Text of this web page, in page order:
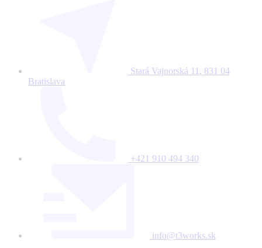
Stará Vajnorská 11, 831 04
Bratislava
+421 910 494 340
info@t3works.sk